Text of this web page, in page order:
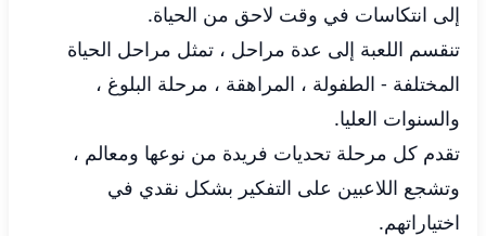
إلى انتكاسات في وقت لاحق من الحياة.
تنقسم اللعبة إلى عدة مراحل ، تمثل مراحل الحياة
المختلفة - الطفولة ، المراهقة ، مرحلة البلوغ ،
والسنوات العليا.
تقدم كل مرحلة تحديات فريدة من نوعها ومعالم ،
وتشجع اللاعبين على التفكير بشكل نقدي في
اختياراتهم.